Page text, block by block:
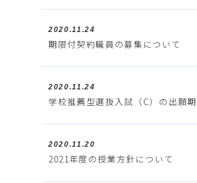
2020.11.24
期限付契約職員の募集について
2020.11.24
学校推薦型選抜入試（C）の出願
2020.11.20
2021年度の授業方針について